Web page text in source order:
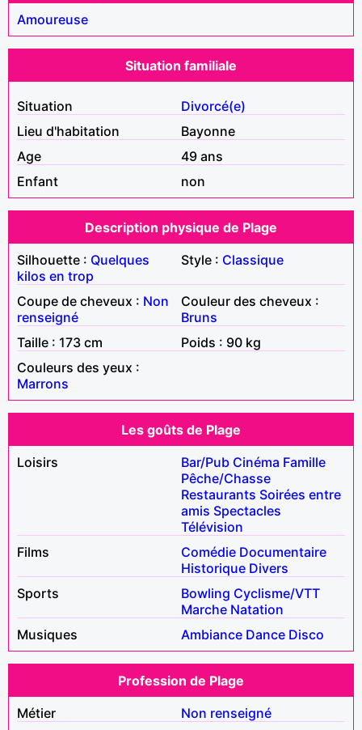
Amoureuse
Situation familiale
Situation
Divorcé(e)
Lieu d'habitation
Bayonne
Age
49 ans
Enfant
non
Description physique de Plage
Silhouette : Quelques
kilos en trop
Style : Classique
Coupe de cheveux : Non
renseigné
Couleur des cheveux :
Bruns
Taille : 173 cm
Poids : 90 kg
Couleurs des yeux :
Marrons
Les goûts de Plage
Loisirs
Bar/Pub Cinéma Famille
Pêche/Chasse
Restaurants Soirées entre
amis Spectacles
Télévision
Films
Comédie Documentaire
Historique Divers
Sports
Bowling Cyclisme/VTT
Marche Natation
Musiques
Ambiance Dance Disco
Profession de Plage
Métier
Non renseigné